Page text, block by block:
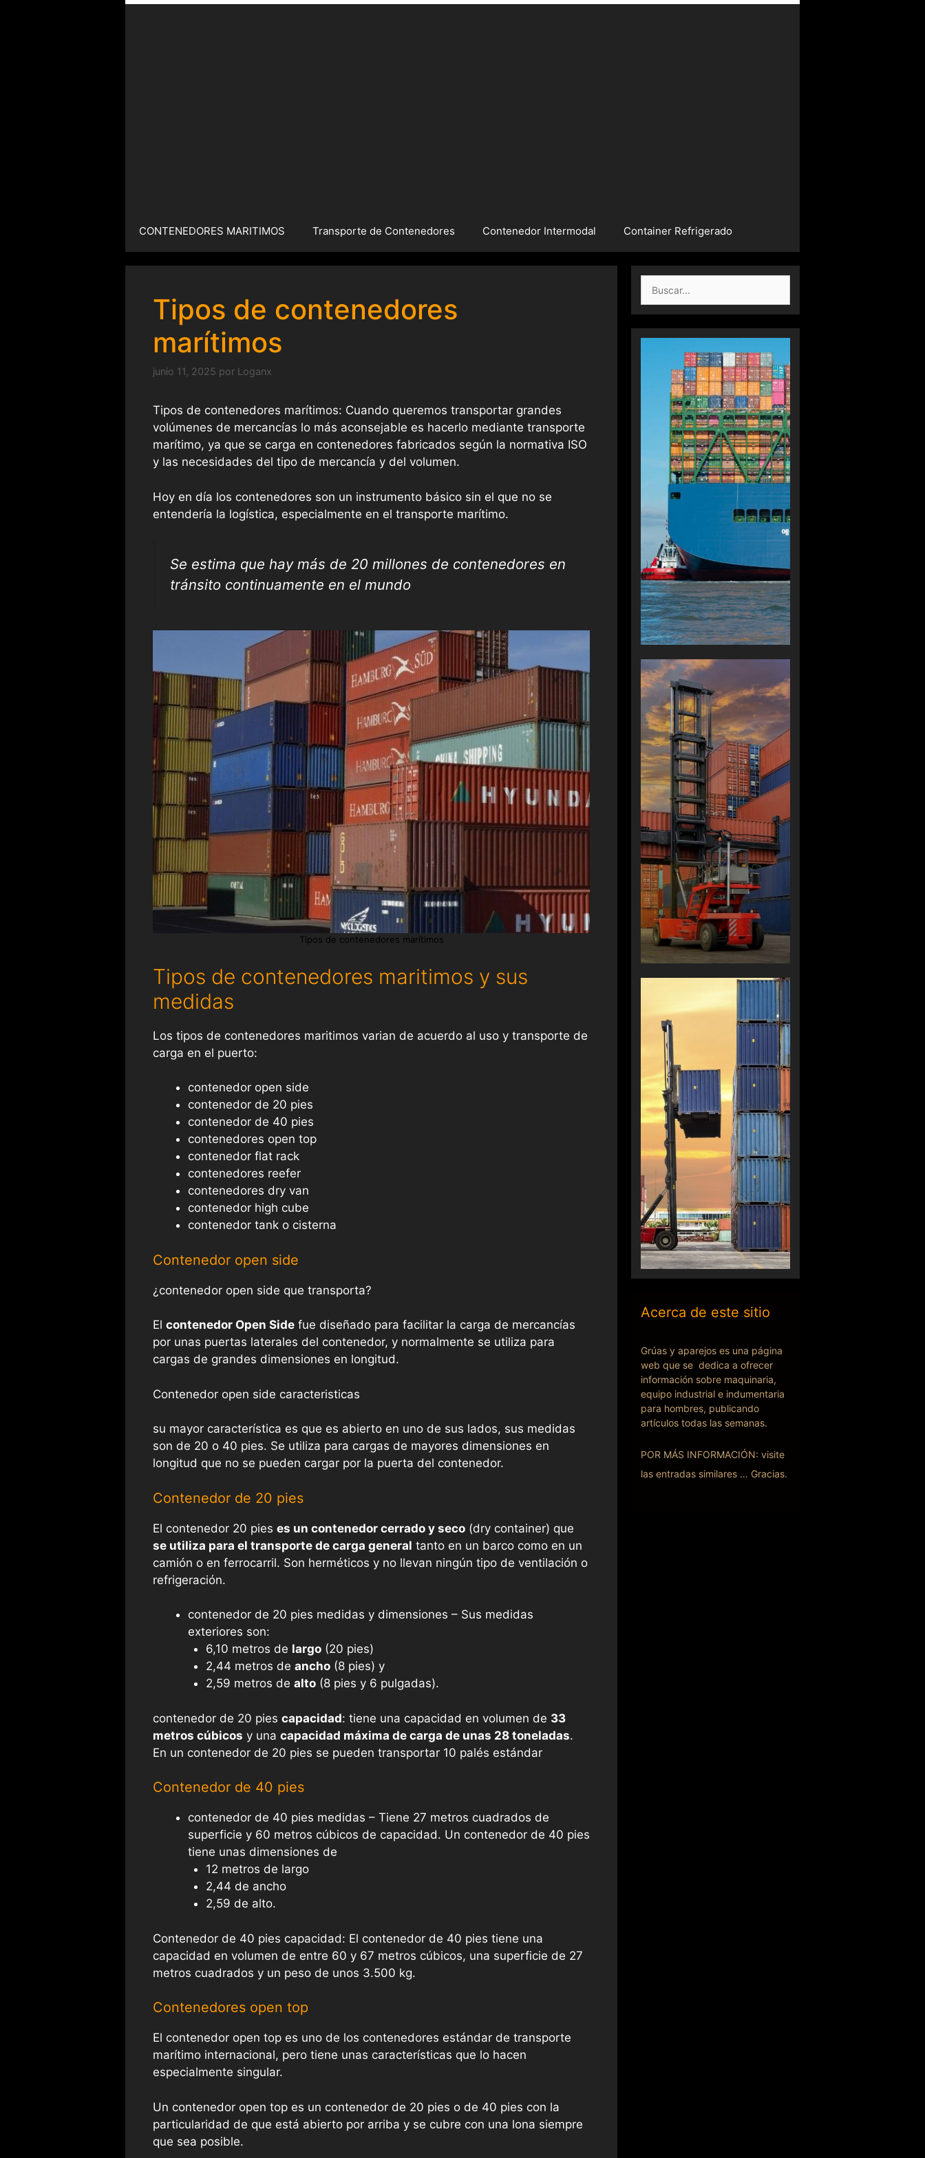
CONTENEDORES MARITIMOS Transporte de Contenedores Contenedor Intermodal Container Refrigerado
Tipos de contenedores
marítimos
junio 11, 2025 por Loganx
Tipos de contenedores marítimos: Cuando queremos transportar grandes
volúmenes de mercancías lo más aconsejable es hacerlo mediante transporte
marítimo, ya que se carga en contenedores fabricados según la normativa ISO
y las necesidades del tipo de mercancía y del volumen.
Hoy en día los contenedores son un instrumento básico sin el que no se
entendería la logística, especialmente en el transporte marítimo.
Se estima que hay más de 20 millones de contenedores en
tránsito continuamente en el mundo
Tipos de contenedores marítimos
Tipos de contenedores maritimos y sus
medidas
Los tipos de contenedores maritimos varian de acuerdo al uso y transporte de
carga en el puerto:
contenedor open side
contenedor de 20 pies
contenedor de 40 pies
contenedores open top
contenedor flat rack
contenedores reefer
contenedores dry van
contenedor high cube
contenedor tank o cisterna
Contenedor open side
¿contenedor open side que transporta?
El contenedor Open Side fue diseñado para facilitar la carga de mercancías
por unas puertas laterales del contenedor, y normalmente se utiliza para
cargas de grandes dimensiones en longitud.
Contenedor open side caracteristicas
su mayor característica es que es abierto en uno de sus lados, sus medidas
son de 20 o 40 pies. Se utiliza para cargas de mayores dimensiones en
longitud que no se pueden cargar por la puerta del contenedor.
Contenedor de 20 pies
El contenedor 20 pies es un contenedor cerrado y seco (dry container) que
se utiliza para el transporte de carga general tanto en un barco como en un
camión o en ferrocarril. Son herméticos y no llevan ningún tipo de ventilación o
refrigeración.
contenedor de 20 pies medidas y dimensiones – Sus medidas
exteriores son:
6,10 metros de largo(20 pies)
2,44 metros de ancho(8 pies) y
2,59 metros de alto(8 pies y 6 pulgadas).
contenedor de 20 pies capacidad: tiene una capacidad en volumen de 33
metros cúbicos y una capacidad máxima de carga de unas 28 toneladas.
En un contenedor de 20 pies se pueden transportar 10 palés estándar
Contenedor de 40 pies
contenedor de 40 pies medidas – Tiene 27 metros cuadrados de
superficie y 60 metros cúbicos de capacidad. Un contenedor de 40 pies
tiene unas dimensiones de
12 metros de largo
2,44 de ancho
2,59 de alto.
Contenedor de 40 pies capacidad: El contenedor de 40 pies tiene una
capacidad en volumen de entre 60 y 67 metros cúbicos, una superficie de 27
metros cuadrados y un peso de unos 3.500 kg.
Contenedores open top
El contenedor open top es uno de los contenedores estándar de transporte
marítimo internacional, pero tiene unas características que lo hacen
especialmente singular.
Un contenedor open top es un contenedor de 20 pies o de 40 pies con la
particularidad de que está abierto por arriba y se cubre con una lona siempre
que sea posible.
Acerca de este sitio
Grúas y aparejos es una página
web que se dedica a ofrecer
información sobre maquinaria,
equipo industrial e indumentaria
para hombres, publicando
artículos todas las semanas.
POR MÁS INFORMACIÓN: visite
las entradas similares … Gracias.